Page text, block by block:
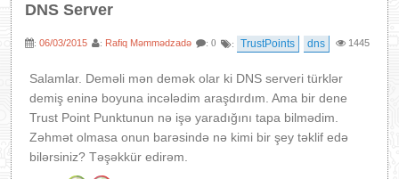
AVADANLIQLAR
IT LÜĞƏT
XƏBƏRLƏR
DNS Server
: 06/03/2015 : Rafiq Məmmədzadə : 0 : TrustPoints dns 1445
Salamlar. Deməli mən demək olar ki DNS serveri türklər
demiş eninə boyuna incələdim araşdırdım. Ama bir dene
Trust Point Punktunun nə işə yaradığını tapa bilmədim.
Zəhmət olmasa onun barəsində nə kimi bir şey təklif edə
bilərsiniz? Təşəkkür edirəm.